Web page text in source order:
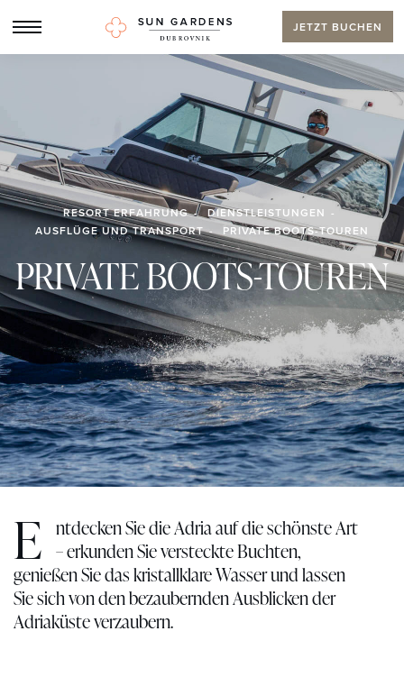
JETZT BUCHEN
RESORT ERFAHRUNG
DIENSTLEISTUNGEN
AUSFLÜGE UND TRANSPORT
PRIVATE BOOTS-TOUREN
PRIVATE BOOTS-TOUREN
E ntdecken Sie die Adria auf die schönste Art
– erkunden Sie versteckte Buchten,
genießen Sie das kristallklare Wasser und lassen
Sie sich von den bezaubernden Ausblicken der
Adriaküste verzaubern.